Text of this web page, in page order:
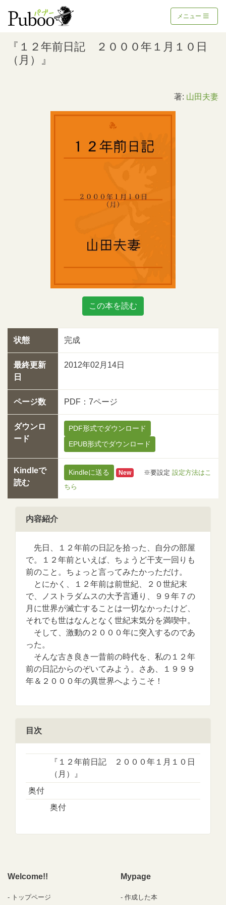
メニュー
『１２年前日記 ２０００年１月１０日
（月）』
著: 山田夫妻
この本を読む
状態 完成
最終更新
日
2012年02月14日
ページ数 PDF：7ページ
ダウンロ
ード
PDF形式でダウンロード
EPUB形式でダウンロード
Kindleで
読む
Kindleに送る New ※要設定 設定方法はこ
ちら
内容紹介
先日、１２年前の日記を拾った、自分の部屋
で。１２年前といえば、ちょうど干支一回りも
前のこと。ちょっと言ってみたかっただけ。
とにかく、１２年前は前世紀、２０世紀末
で、ノストラダムスの大予言通り、９９年７の
月に世界が滅亡することは一切なかったけど、
それでも世はなんとなく世紀末気分を満喫中。
そして、激動の２０００年に突入するのであ
った。
そんな古き良き一昔前の時代を、私の１２年
前の日記からのぞいてみよう。さあ、１９９９
年＆２０００年の異世界へようこそ！
目次
『１２年前日記 ２０００年１月１０日
（月）』
奥付
奥付
Welcome!!
トップページ
Mypage
作成した本